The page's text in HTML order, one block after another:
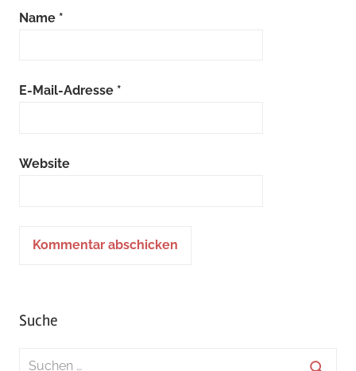
Name *
E-Mail-Adresse *
Website
Suche
Suchen